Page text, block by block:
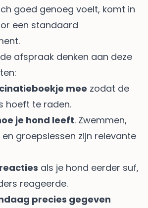
goed genoeg voelt, komt in
een standaard
afspraak denken aan deze
mee zodat de
hoeft te raden.
je hond leeft. Zwemmen,
en groepslessen zijn relevante
als je hond eerder suf,
reageerde.
precies gegeven